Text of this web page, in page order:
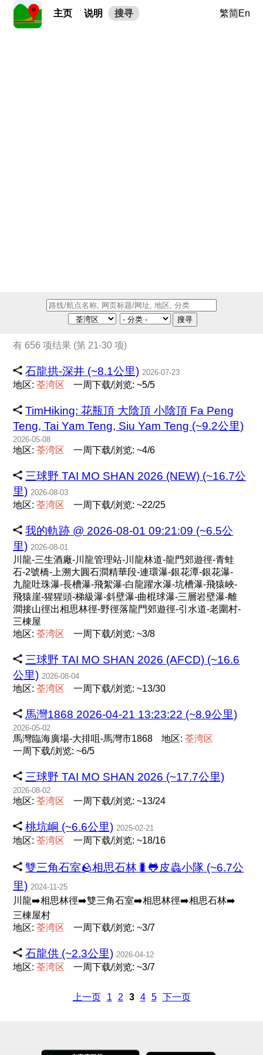
主页 说明 搜寻 繁简En
搜寻
有 656 项结果 (第 21-30 项)
石龍拱-深井 (~8.1公里) 2026-07-23
地区:荃湾区 一周下载/浏览: ~5/5
TimHiking: 花瓶頂 大陰頂 小陰頂 Fa Peng
Teng, Tai Yam Teng, Siu Yam Teng (~9.2公里)
2026-05-08
地区:荃湾区 一周下载/浏览: ~4/6
三球野 TAI MO SHAN 2026 (NEW) (~16.7公
里) 2026-08-03
地区:荃湾区 一周下载/浏览: ~22/25
我的軌跡 @ 2026-08-01 09:21:09 (~6.5公
里) 2026-08-01
川龍-三生酒廠-川龍管理站-川龍林道-龍門郊遊徑-青蛙
石-2號橋-上溯大圓石澗精華段-連環瀑-銀花潭-銀花瀑-
九龍吐珠瀑-長槽瀑-飛絮瀑-白龍躍水瀑-坑槽瀑-飛猿峽-
飛猿崖-猩猩頭-梯級瀑-斜壁瀑-曲棍球瀑-三層岩壁瀑-離
澗接山徑出相思林徑-野徑落龍門郊遊徑-引水道-老圍村-
三棟屋
地区:荃湾区 一周下载/浏览: ~3/8
三球野 TAI MO SHAN 2026 (AFCD) (~16.6
公里) 2026-08-04
地区:荃湾区 一周下载/浏览: ~13/30
馬灣1868 2026-04-21 13:23:22 (~8.9公里)
2026-05-02
馬灣臨海廣場-大排咀-馬灣市1868 地区:荃湾区
一周下载/浏览: ~6/5
三球野 TAI MO SHAN 2026 (~17.7公里)
2026-08-02
地区:荃湾区 一周下载/浏览: ~13/24
桃坑峒 (~6.6公里) 2025-02-21
地区:荃湾区 一周下载/浏览: ~18/16
雙三角石室🪨相思石林🐛🐸皮蟲小隊 (~6.7公
里) 2024-11-25
川龍➡️相思林徑➡️雙三角石室➡️相思林徑➡️相思石林➡️
三棟屋村
地区:荃湾区 一周下载/浏览: ~3/7
石龍供 (~2.3公里) 2026-04-12
地区:荃湾区 一周下载/浏览: ~3/7
上一页 1 2 3 4 5 下一页